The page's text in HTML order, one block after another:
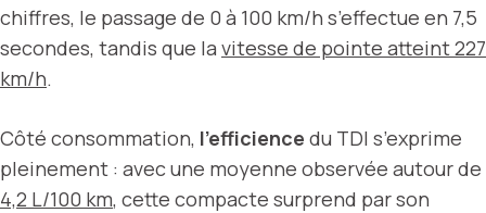
chiffres, le passage de 0 à 100 km/h s’effectue en 7,5
secondes, tandis que la vitesse de pointe atteint 227
km/h.
Côté consommation, l’efficience du TDI s’exprime
pleinement : avec une moyenne observée autour de
4,2 L/100 km, cette compacte surprend par son